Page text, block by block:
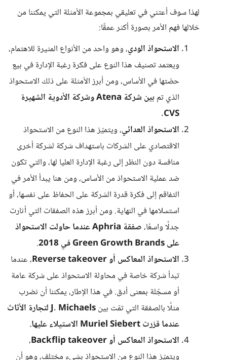
لهذا سوف أعتني في تعليقي بمجموعة الأمثلة التي يمكننا من
خلالها فهم الأمر بصورة أكثر عمقًا:
الاستحواذ الودي، وهو واحد من الأنواع المثيرة للاهتمام،
ويعتمد تصنيف هذا النوع على فكرة رغبة الإدارة في بيع
حصّتها في الأساس، ومن أبرز الأمثلة على ذلك الاستحواذ
الذي تم
بين شركة Atena وشركة الأدوية الشهيرة
CVS
.
الاستحواذ العدائي، ويتميّز هذا النوع من الاستحواذ
الاقتصادي على الشركات باستهداف شركة لشركة أخرى
منافسة دون النظر إلى رغبة الإدارة العليا لها، والتي تكون
ضد عملية الاستحواذ من الأساس، ومن هنا يبدأ الأمر في
التفاقم إلى فكرة قدرة الشركة على الحفاظ على نفسها، أو
استسلامها في النهاية. ومن أبرز هذه الصفقات التي أثارت
جدلًا واسعًا،
صفقة Aphria عندما حاولت الاستحواذ
على Green Growth Brands في 2018
.
الاستحواذ المعاكس أو Reverse takeover
، عندما
تبدأ شركة خاصة في محاولة الاستحواذ على شركة عامة
أو مسجّلة بمعنى أدق. في هذا الإطار، يمكننا أن نضرب
مثلًا بالصفقة التي تمّت بين
J. Michaels لتجارة الأثاث
عندما قرّرت Muriel Siebert الاستيلاء عليها.
الاستحواذ المعاكس أو Backflip takeover
،